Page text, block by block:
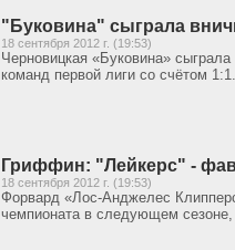
"Буковина" сыграла
18 сентября 2012 г. (19:53)
Черновицкая «Буковина»
команд первой лиги со счётом 1:1.
Гриффин: "Лейкерс" -
18 сентября 2012 г. (19:53)
Форвард «Лос-Анджелес
чемпионата в следующем сезоне,